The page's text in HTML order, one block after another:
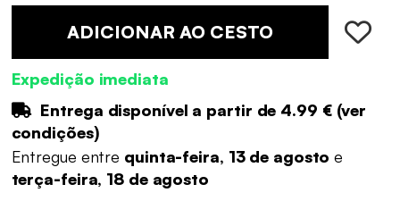
ADICIONAR AO CESTO
Expedição imediata
Entrega disponível a partir de 4.99 €(ver
condições)
Entregue entre quinta-feira, 13 de agostoe
terça-feira, 18 de agosto